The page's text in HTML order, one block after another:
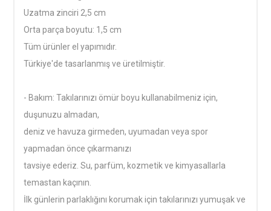
Uzatma zinciri 2,5 cm
Orta parça boyutu: 1,5 cm
Tüm ürünler el yapımıdır.
Türkiye'de tasarlanmış ve üretilmiştir.
- Bakım: Takılarınızı ömür boyu kullanabilmeniz için,
duşunuzu almadan,
deniz ve havuza girmeden, uyumadan veya spor
yapmadan önce çıkarmanızı
tavsiye ederiz. Su, parfüm, kozmetik ve kimyasallarla
temastan kaçının.
İlk günlerin parlaklığını korumak için takılarınızı yumuşak ve